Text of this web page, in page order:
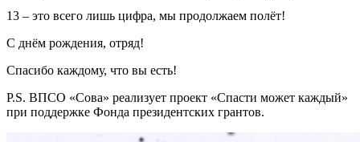
13 – это всего лишь цифра, мы продолжаем полёт!
С днём рождения, отряд!
Спасибо каждому, что вы есть!
P.S. ВПСО «Сова» реализует проект «Спасти может каждый»
при поддержке Фонда президентских грантов.